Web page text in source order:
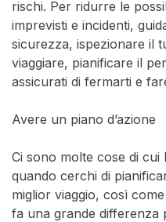
rischi. Per ridurre le
imprevisti e incidenti,
sicurezza, ispezionare il
viaggiare, pianificare il
assicurati di fermarti e
Avere un piano d’azione
Ci sono molte cose di cui
quando cerchi di
miglior viaggio, così
fa una grande differenza